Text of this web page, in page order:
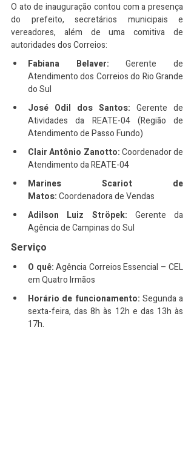
O ato de inauguração contou com a presença
do prefeito, secretários municipais e
vereadores, além de uma comitiva de
autoridades dos Correios:
Fabiana Belaver: Gerente de
Atendimento dos Correios do Rio Grande
do Sul
José Odil dos Santos: Gerente de
Atividades da REATE-04 (Região de
Atendimento de Passo Fundo)
Clair Antônio Zanotto: Coordenador de
Atendimento da REATE-04
Marines Scariot de
Matos: Coordenadora de Vendas
Adilson Luiz Ströpek: Gerente da
Agência de Campinas do Sul
Serviço
O quê: Agência Correios Essencial – CEL
em Quatro Irmãos
Horário de funcionamento: Segunda a
sexta-feira, das 8h às 12h e das 13h às
17h.